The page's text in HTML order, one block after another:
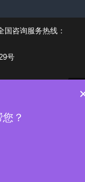
咨询服务热线：
号
？